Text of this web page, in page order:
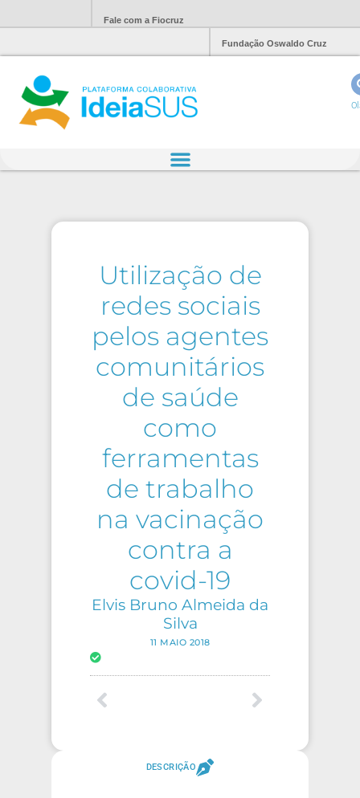
Fale com a Fiocruz
Fundação Oswaldo Cruz
Utilização de
redes sociais
pelos agentes
comunitários
de saúde
como
ferramentas
de trabalho
na vacinação
contra a
covid-19
Elvis Bruno Almeida da
Silva
11 MAIO 2018
DESCRIÇÃO